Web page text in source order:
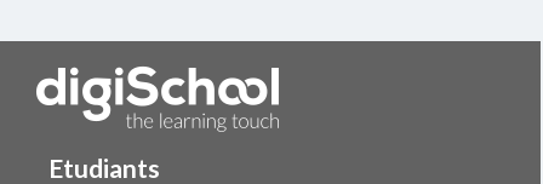
Etudiants